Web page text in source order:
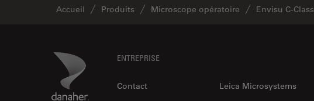
Accueil Produits Microscope opératoire Envisu C-Class
Danaher Logo ENTREPRISE
Contact
Leica Microsystems